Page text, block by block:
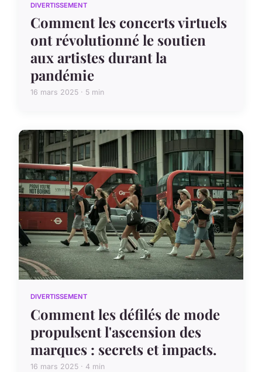
DIVERTISSEMENT
Comment les concerts virtuels
ont révolutionné le soutien
aux artistes durant la
pandémie
16 mars 2025 · 5 min
DIVERTISSEMENT
Comment les défilés de mode
propulsent l'ascension des
marques : secrets et impacts.
16 mars 2025 · 4 min